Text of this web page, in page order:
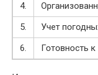
4.
5.
Учет
6.
Готовность